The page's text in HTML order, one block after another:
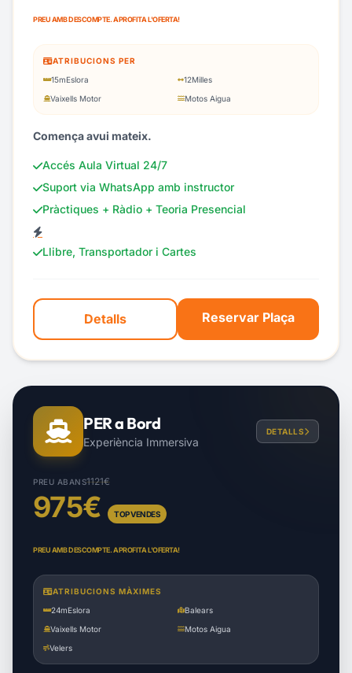
PREU AMB DESCOMPTE. APROFITA L'OFERTA!
ATRIBUCIONS PER
15mEslora 12Milles
Vaixells Motor
Motos Aigua
Comença avui mateix.
Accés Aula Virtual 24/7
Suport via WhatsApp amb instructor
Pràctiques + Ràdio + Teoria Presencial
Llibre, Transportador i Cartes
Detalls Reservar Plaça
PER a Bord
Experiència Immersiva
DETALLS
PREU ABANS1121€
975€ TOP VENDES
PREU AMB DESCOMPTE. APROFITA L'OFERTA!
ATRIBUCIONS MÀXIMES
24mEslora
Balears
Vaixells Motor
Motos Aigua
Velers